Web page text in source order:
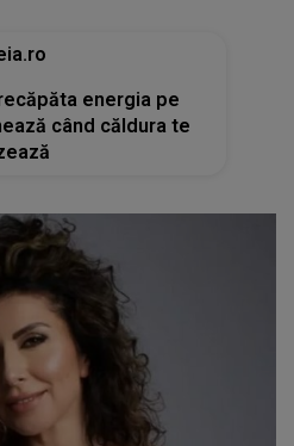
energia pe
când căldura te